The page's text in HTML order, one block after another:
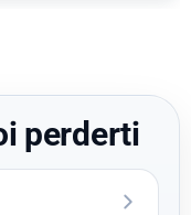
perderti